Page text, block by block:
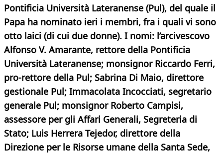
Pontificia Università Lateranense (Pul), del quale il
Papa ha nominato ieri i membri, fra i quali vi sono
otto laici (di cui due donne). I nomi: l’arcivescovo
Alfonso V. Amarante, rettore della Pontificia
Università Lateranense; monsignor Riccardo Ferri,
pro-rettore della Pul; Sabrina Di Maio, direttore
gestionale Pul; Immacolata Incocciati, segretario
generale Pul; monsignor Roberto Campisi,
assessore per gli Affari Generali, Segreteria di
Stato; Luis Herrera Tejedor, direttore della
Direzione per le Risorse umane della Santa Sede,